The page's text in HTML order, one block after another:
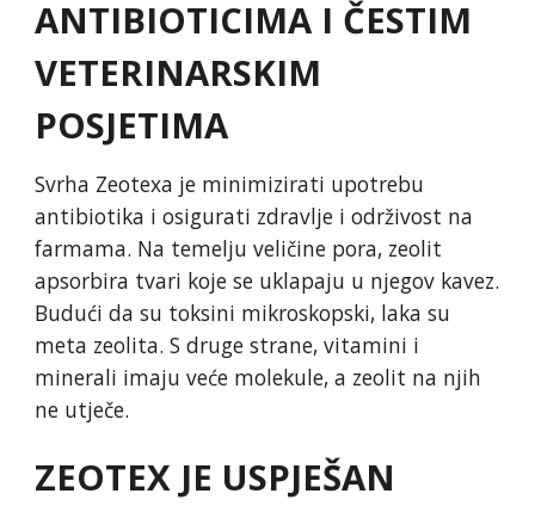
ANTIBIOTICIMA I ČESTIM
VETERINARSKIM
POSJETIMA
Svrha Zeotexa je minimizirati upotrebu
antibiotika i osigurati zdravlje i održivost na
farmama. Na temelju veličine pora, zeolit ​​
apsorbira tvari koje se uklapaju u njegov kavez.
Budući da su toksini mikroskopski, laka su
meta zeolita. S druge strane, vitamini i
minerali imaju veće molekule, a zeolit ​​na njih
ne utječe.
ZEOTEX ​​JE USPJEŠAN